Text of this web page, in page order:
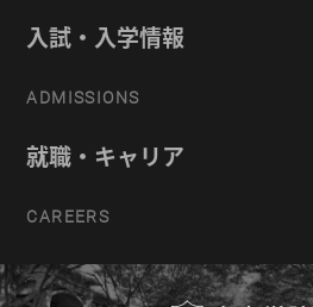
入試・入学情報
ADMISSIONS
就職・キャリア
CAREERS